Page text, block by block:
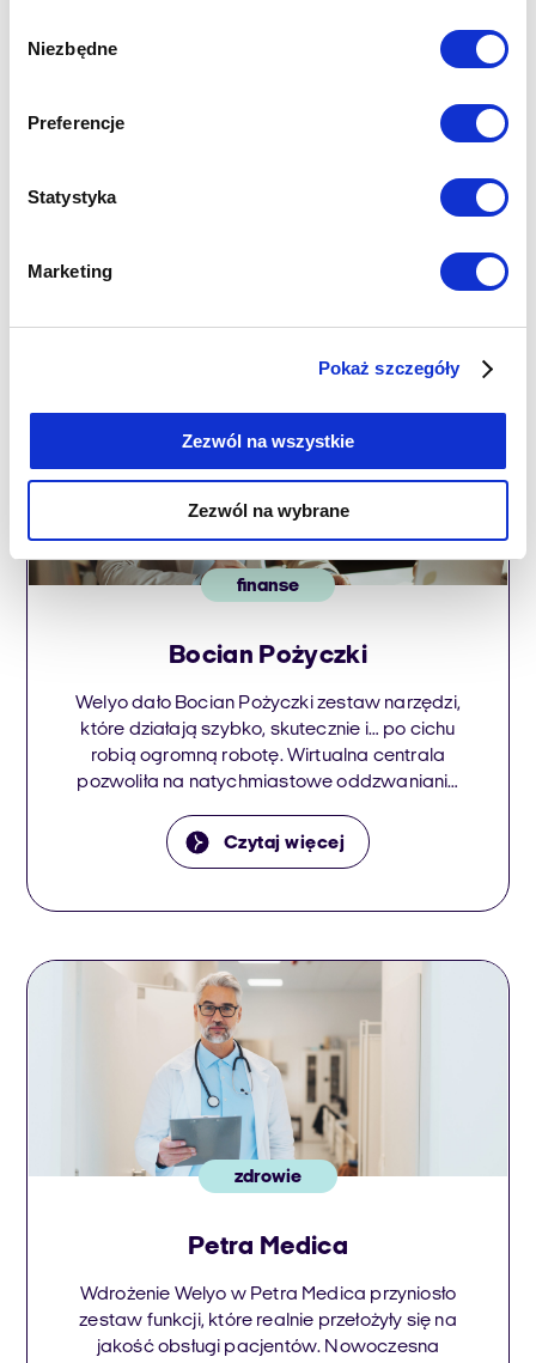
zgody
Niezbędne
Preferencje
Statystyka
Marketing
Pokaż szczegóły
Zezwól na wszystkie
Zezwól na wybrane
Welyo dostarczyło K2 Dystrybucje zestaw
rozwiązań, które wyraźnie przyspieszyły
zespołu. Centralnym elementem był system
Contact Center – dedykowana platforma,
wychodzących. Do tego doszedł Predictive
Dialer, czyli sprytna automatyzacja, która
konsultanci są dostępni. Dzięki temu […]
finanse
Bocian Pożyczki
Welyo dało Bocian Pożyczki zestaw narzędzi,
które działają szybko, skutecznie i… po cichu
robią ogromną robotę. Wirtualna centrala
pozwoliła na natychmiastowe oddzwanianie
znika z radaru, nawet jeśli nie zdążył się
połączyć za pierwszym razem. Wallboard z
umożliwia śledzenie ruchu na […]
Czytaj więcej
zdrowie
Petra Medica
Wdrożenie Welyo w Petra Medica przyniosło
zestaw funkcji, które realnie przełożyły się na
jakość obsługi pacjentów. Nowoczesna